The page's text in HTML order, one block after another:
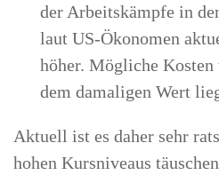
der Arbeitskämpfe in
laut US-Ökonomen
höher. Mögliche
dem damaligen Wert
Aktuell ist es daher sehr
hohen Kursniveaus